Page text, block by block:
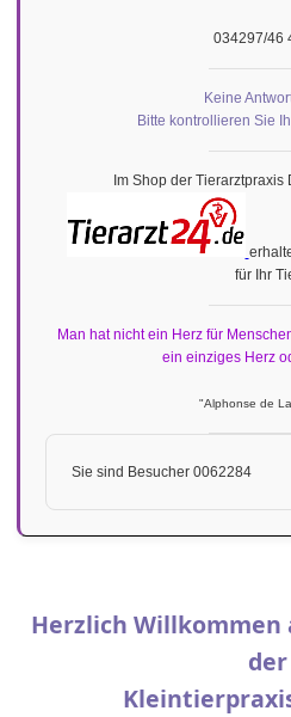
034297/46
Keine
Bitte kontrollieren Sie
Im Shop der Tierarztpraxis
für Ihr
Man hat nicht ein Herz für
ein einziges Herz
"Alphonse de
Sie sind Besucher 0062284
Herzlich Willkommen
der